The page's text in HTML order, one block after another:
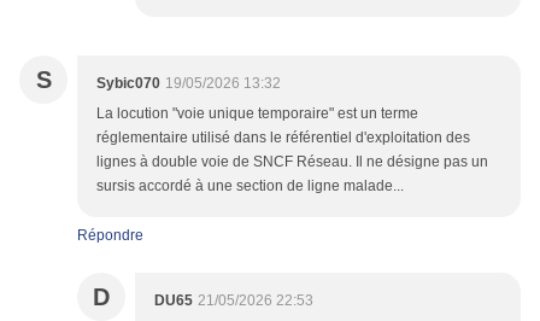
S Sybic070 19/05/2026 13:32
La locution "voie unique temporaire" est un terme
réglementaire utilisé dans le référentiel d'exploitation des
lignes à double voie de SNCF Réseau. Il ne désigne pas un
sursis accordé à une section de ligne malade...
Répondre
D DU65 21/05/2026 22:53